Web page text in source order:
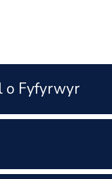
o Fyfyrwyr